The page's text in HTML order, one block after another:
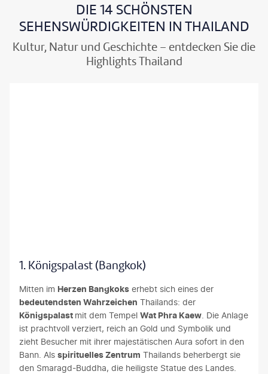
DIE 14 SCHÖNSTEN
SEHENSWÜRDIGKEITEN IN THAILAND
Kultur, Natur und Geschichte – entdecken Sie die
Highlights Thailand
1. Königspalast (Bangkok)
Mitten im Herzen Bangkoks erhebt sich eines der
bedeutendsten Wahrzeichen Thailands: der
Königspalast mit dem Tempel Wat Phra Kaew . Die Anlage
ist prachtvoll verziert, reich an Gold und Symbolik und
zieht Besucher mit ihrer majestätischen Aura sofort in den
Bann. Als spirituelles Zentrum Thailands beherbergt sie
den Smaragd-Buddha, die heiligste Statue des Landes.